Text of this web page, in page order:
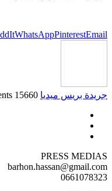
WhatsAppPinterestEmail
جريدة بريس ميديا 15660 posts
PRESS MEDIAS
barhon.hassan@gmail.com
0661078323